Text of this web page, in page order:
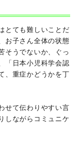
とても難しいことだ
お子さん全体の状態
そうでないか、ぐっ
「日本小児科学会認
、重症かどうかを丁
せて伝わりやすい言
しながらコミュニケ